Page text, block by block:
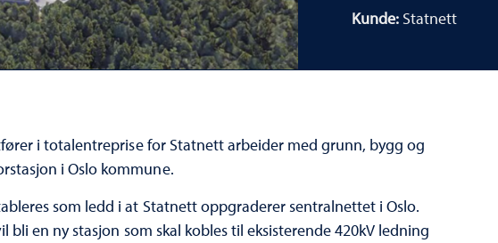
Kunde: Statnett
i totalentreprise for Statnett arbeider med grunn, bygg og
i Oslo kommune.
som ledd i at Statnett oppgraderer sentralnettet i Oslo.
bli en ny stasjon som skal kobles til eksisterende 420kV ledning